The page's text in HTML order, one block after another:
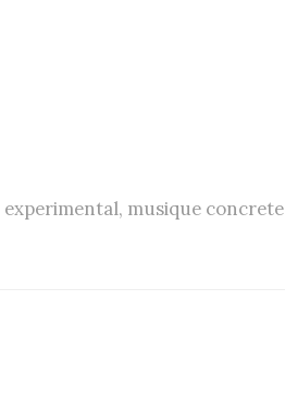
experimental, musique concrete